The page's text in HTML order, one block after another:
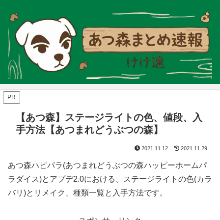
PR
【あつ森】ステージライトの色、値段、入
手方法【あつまれどうぶつの森】
2021.11.12 2021.11.29
あつ森ハピパラ(あつまれどうぶつの森ハッピーホームパ
ラダイス)とアプデ2.0における、ステージライトの色(カラ
バリ)とリメイク、種類一覧と入手方法です。